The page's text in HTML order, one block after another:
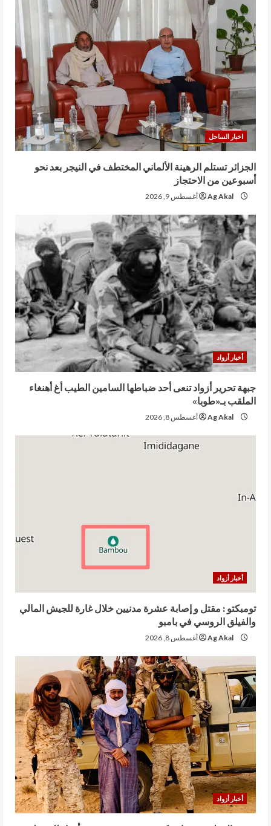
اخبار الساحل
الجزائر تستلم الرهينة الألماني المختطف في النيجر بعد نحو
أسبوعين من الاحتجاز
Ag Akal أغسطس 9, 2026
أخبار أزواد
جبهة تحرير أزواد تنعى أحد ضباطها السامين الطيب أغ أهنغاء
الملقب بـ«طوبا»
Ag Akal أغسطس 8, 2026
أخبار أزواد
تومبكتو : مقتل و إصابة عشرة مدنيين خلال غارة للجيش المالي
والفيلق الروسي في بامبو
Ag Akal أغسطس 8, 2026
أخبار أزواد